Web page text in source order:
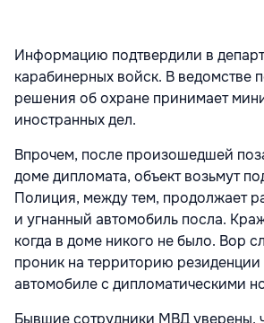
Информацию подтвердили в
карабинерных войск. В ведомстве
решения об охране принимает
иностранных дел.
Впрочем, после произошедшей
доме дипломата, объект возьмут
Полиция, между тем, продолжает
и угнанный автомобиль посла.
когда в доме никого не было. Вор
проник на территорию резиденции
автомобиле с дипломатическими
Бывшие сотрудники МВД уверены,